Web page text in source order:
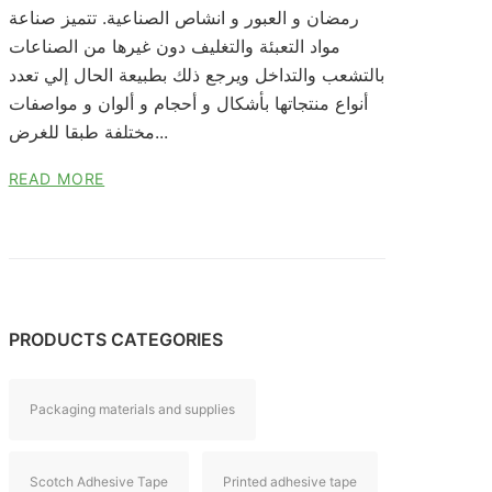
رمضان و العبور و انشاص الصناعية. تتميز صناعة
مواد التعبئة والتغليف دون غيرها من الصناعات
بالتشعب والتداخل ويرجع ذلك بطبيعة الحال إلي تعدد
أنواع منتجاتها بأشكال و أحجام و ألوان و مواصفات
مختلفة طبقا للغرض...
READ MORE
PRODUCTS CATEGORIES
Packaging materials and supplies
Scotch Adhesive Tape Printed adhesive tape